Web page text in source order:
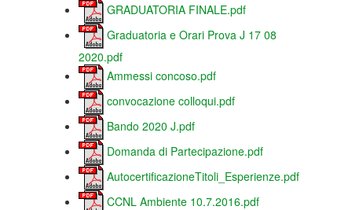
GRADUATORIA FINALE.pdf
Graduatoria e Orari Prova J 17 08
2020.pdf
Ammessi concoso.pdf
convocazione colloqui.pdf
Bando 2020 J.pdf
Domanda di Partecipazione.pdf
AutocertificazioneTitoli_Esperienze.pdf
CCNL Ambiente 10.7.2016.pdf